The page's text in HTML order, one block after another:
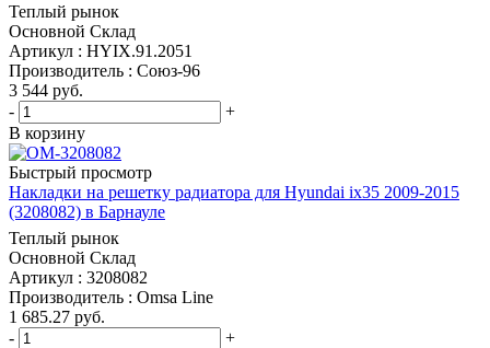
Теплый рынок
Основной Склад
Артикул : HYIX.91.2051
Производитель : Союз-96
3 544 руб.
-
+
В корзину
Быстрый просмотр
Накладки на решетку радиатора для Hyundai ix35 2009-2015
(3208082) в Барнауле
Теплый рынок
Основной Склад
Артикул : 3208082
Производитель : Omsa Line
1 685.27 руб.
-
+